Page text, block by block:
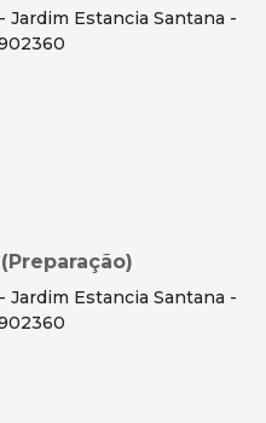
Estancia Santana -
Estancia Santana -